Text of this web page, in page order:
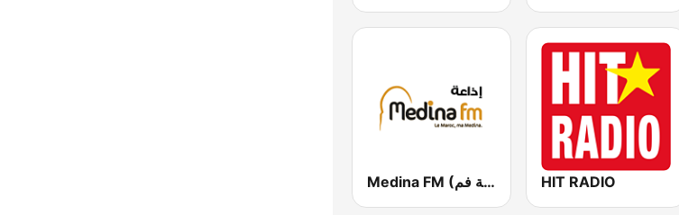
Medina FM (إذاعة مدينة فم) HIT RADIO